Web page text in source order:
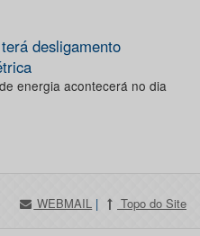
desligamento
energia acontecerá no dia
WEBMAIL | Topo do Site